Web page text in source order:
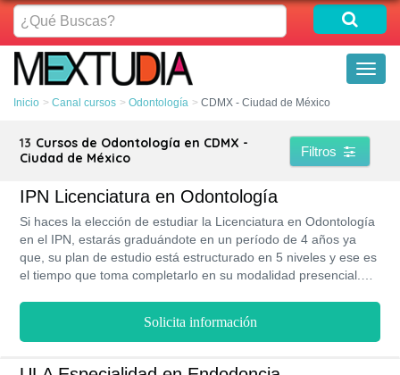
¿Qué
Buscas?
Inicio Canal cursos Odontología CDMX - Ciudad de México
13 Cursos de Odontología en CDMX -
Ciudad de México
Filtros
IPN Licenciatura en Odontología
Si haces la elección de estudiar la Licenciatura en Odontología
en el IPN, estarás graduándote en un período de 4 años ya
que, su plan de estudio está estructurado en 5 niveles y ese es
el tiempo que toma completarlo en su modalidad presencial.
programa de becas y bolsa de trabajo que serán muy útil.
Solicita información